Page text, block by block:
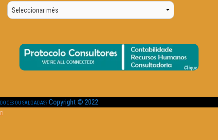
Por
Data
DOCES OU SALGADAS? Copyright © 2022